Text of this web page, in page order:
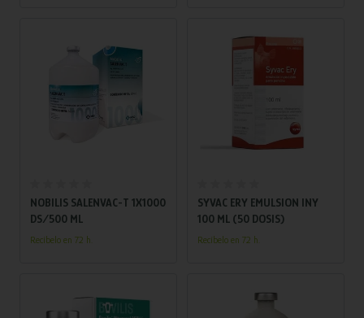
NOBILIS SALENVAC-T 1X1000
DS/500 ML
Recíbelo en 72 h.
SYVAC ERY EMULSION INY
100 ML (50 DOSIS)
Recíbelo en 72 h.